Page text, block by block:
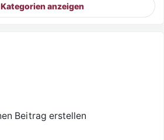
anzeigen
Beitrag erstellen